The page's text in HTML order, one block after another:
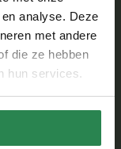
analyse. Deze
met andere
die ze hebben
hun services.